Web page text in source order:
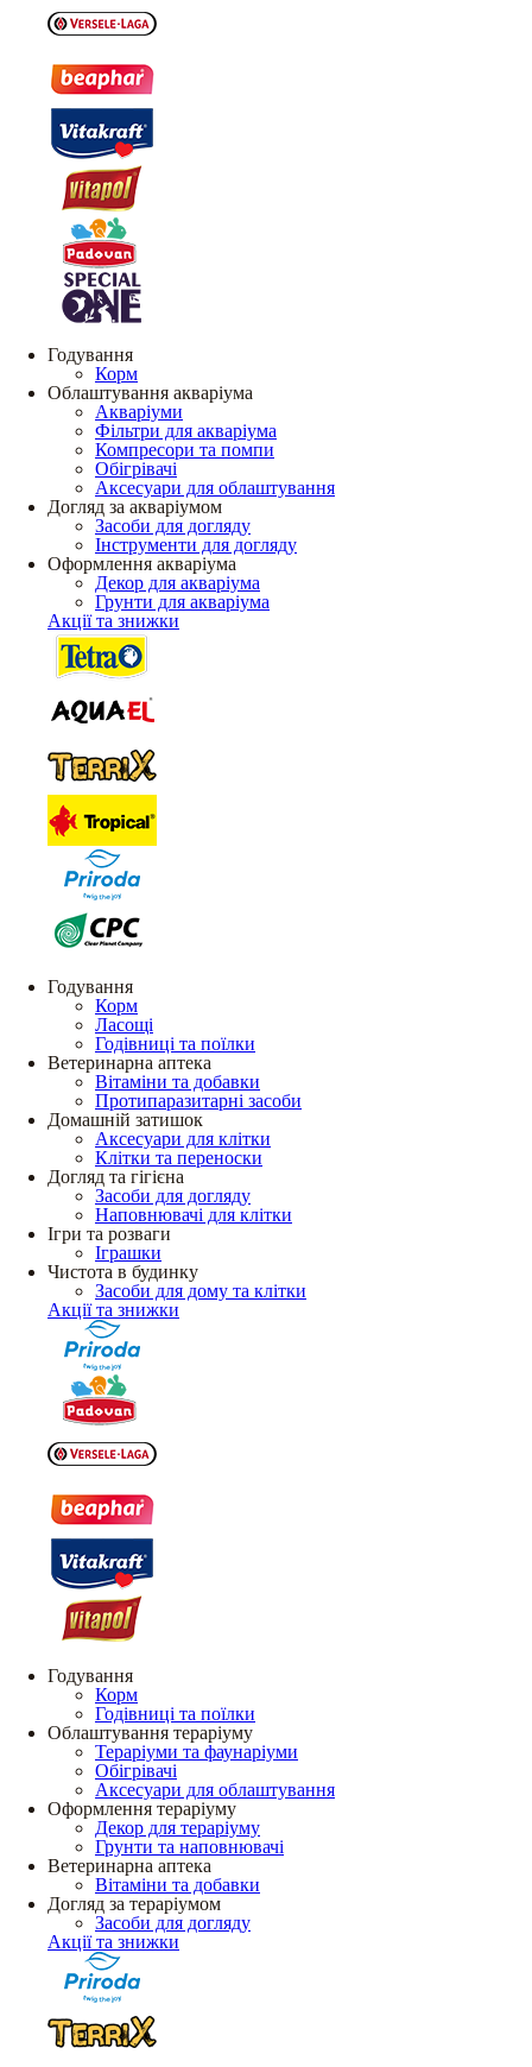
Годування
Корм
Облаштування акваріума
Акваріуми
Фільтри для акваріума
Компресори та помпи
Обігрівачі
Аксесуари для облаштування
Догляд за акваріумом
Засоби для догляду
Інструменти для догляду
Оформлення акваріума
Декор для акваріума
Грунти для акваріума
Акції та знижки
Годування
Корм
Ласощі
Годівниці та поїлки
Ветеринарна аптека
Вітаміни та добавки
Протипаразитарні засоби
Домашній затишок
Аксесуари для клітки
Клітки та переноски
Догляд та гігієна
Засоби для догляду
Наповнювачі для клітки
Ігри та розваги
Іграшки
Чистота в будинку
Засоби для дому та клітки
Акції та знижки
Годування
Корм
Годівниці та поїлки
Облаштування тераріуму
Тераріуми та фаунаріуми
Обігрівачі
Аксесуари для облаштування
Оформлення тераріуму
Декор для тераріуму
Грунти та наповнювачі
Ветеринарна аптека
Вітаміни та добавки
Догляд за тераріумом
Засоби для догляду
Акції та знижки